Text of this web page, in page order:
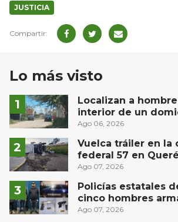
JUSTICIA
Lo más visto
Localizan a
interior de un
comunidad El
Ago 06, 2026
Vuelca tráiler en la
federal 57 en
derrame de
Ago 07, 2026
Policías estatales
cinco hombres
Puebla capital
Ago 07, 2026